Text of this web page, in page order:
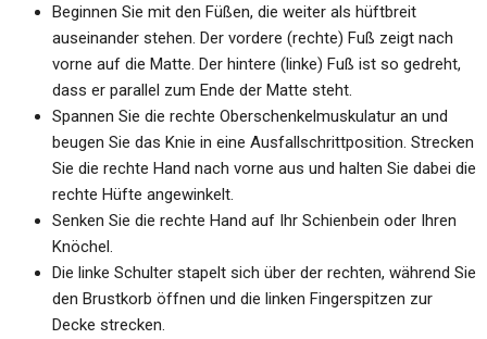
Beginnen Sie mit den Füßen, die weiter als hüftbreit
auseinander stehen. Der vordere (rechte) Fuß zeigt nach
vorne auf die Matte. Der hintere (linke) Fuß ist so gedreht,
dass er parallel zum Ende der Matte steht.
Spannen Sie die rechte Oberschenkelmuskulatur an und
beugen Sie das Knie in eine Ausfallschrittposition. Strecken
Sie die rechte Hand nach vorne aus und halten Sie dabei die
rechte Hüfte angewinkelt.
Senken Sie die rechte Hand auf Ihr Schienbein oder Ihren
Knöchel.
Die linke Schulter stapelt sich über der rechten, während Sie
den Brustkorb öffnen und die linken Fingerspitzen zur
Decke strecken.